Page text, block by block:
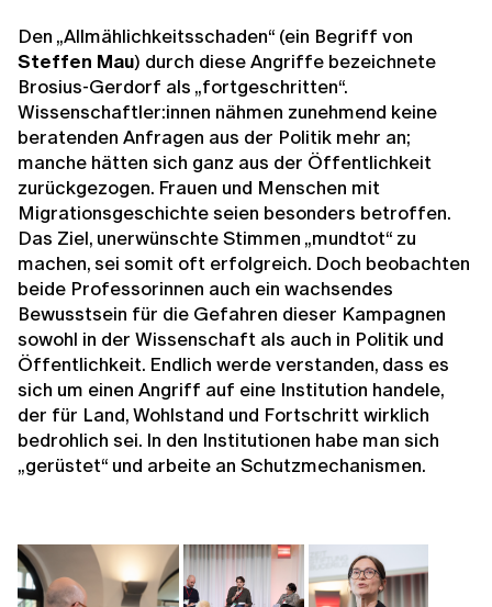
Den „Allmählichkeitsschaden“ (ein Begriff von
Steffen Mau) durch diese Angriffe bezeichnete
Brosius-Gerdorf als „fortgeschritten“.
Wissenschaftler:innen nähmen zunehmend keine
beratenden Anfragen aus der Politik mehr an;
manche hätten sich ganz aus der Öffentlichkeit
zurückgezogen. Frauen und Menschen mit
Migrationsgeschichte seien besonders betroffen.
Das Ziel, unerwünschte Stimmen „mundtot“ zu
machen, sei somit oft erfolgreich. Doch beobachten
beide Professorinnen auch ein wachsendes
Bewusstsein für die Gefahren dieser Kampagnen
sowohl in der Wissenschaft als auch in Politik und
Öffentlichkeit. Endlich werde verstanden, dass es
sich um einen Angriff auf eine Institution handele,
der für Land, Wohlstand und Fortschritt wirklich
bedrohlich sei. In den Institutionen habe man sich
„gerüstet“ und arbeite an Schutzmechanismen.